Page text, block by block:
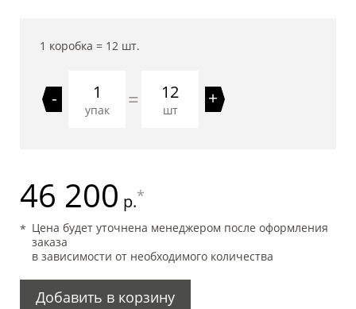
1 коробка = 12 шт.
-
упак = 12
шт
+
46 200 р.*
Цена будет уточнена менеджером после оформления
заказа
в зависимости от необходимого количества
Добавить в корзину